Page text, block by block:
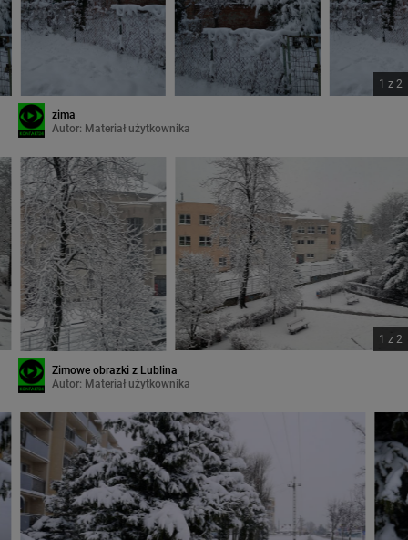
1 z 2
zima
Autor: Materiał użytkownika
1 z 2
Zimowe obrazki z Lublina
Autor: Materiał użytkownika